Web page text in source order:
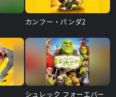
カンフー・パンダ2
シュレック フォーエバー